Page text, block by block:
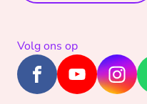
Volg ons op